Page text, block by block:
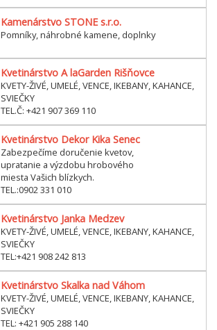
Kamenárstvo STONE s.r.o.
Pomníky, náhrobné kamene, doplnky
Kvetinárstvo A laGarden Rišňovce
KVETY-ŽIVÉ, UMELÉ, VENCE, IKEBANY, KAHANCE,
SVIEČKY
TEL.Č: +421 907 369 110
Kvetinárstvo Dekor Kika Senec
Zabezpečíme doručenie kvetov,
upratanie a výzdobu hrobového
miesta Vašich blízkych.
TEL.:0902 331 010
Kvetinárstvo Janka Medzev
KVETY-ŽIVÉ, UMELÉ, VENCE, IKEBANY, KAHANCE,
SVIEČKY
TEL:+421 908 242 813
Kvetinárstvo Skalka nad Váhom
KVETY-ŽIVÉ, UMELÉ, VENCE, IKEBANY, KAHANCE,
SVIEČKY
TEL: +421 905 288 140